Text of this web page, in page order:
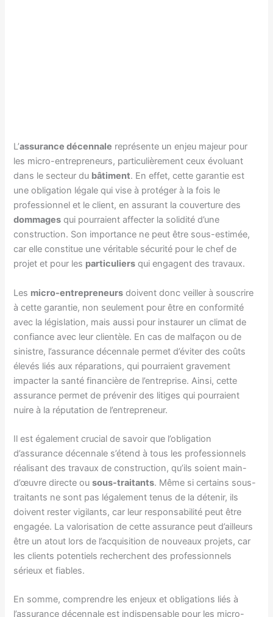
L’assurance décennale représente un enjeu majeur pour
les micro-entrepreneurs, particulièrement ceux évoluant
dans le secteur du bâtiment. En effet, cette garantie est
une obligation légale qui vise à protéger à la fois le
professionnel et le client, en assurant la couverture des
dommages qui pourraient affecter la solidité d’une
construction. Son importance ne peut être sous-estimée,
car elle constitue une véritable sécurité pour le chef de
projet et pour les particuliers qui engagent des travaux.
Les micro-entrepreneurs doivent donc veiller à souscrire
à cette garantie, non seulement pour être en conformité
avec la législation, mais aussi pour instaurer un climat de
confiance avec leur clientèle. En cas de malfaçon ou de
sinistre, l’assurance décennale permet d’éviter des coûts
élevés liés aux réparations, qui pourraient gravement
impacter la santé financière de l’entreprise. Ainsi, cette
assurance permet de prévenir des litiges qui pourraient
nuire à la réputation de l’entrepreneur.
Il est également crucial de savoir que l’obligation
d’assurance décennale s’étend à tous les professionnels
réalisant des travaux de construction, qu’ils soient main-
d’œuvre directe ousous-traitants. Même si certains sous-
traitants ne sont pas légalement tenus de la détenir, ils
doivent rester vigilants, car leur responsabilité peut être
engagée. La valorisation de cette assurance peut d’ailleurs
être un atout lors de l’acquisition de nouveaux projets, car
les clients potentiels recherchent des professionnels
sérieux et fiables.
En somme, comprendre les enjeux et obligations liés à
l’assurance décennale est indispensable pour les micro-